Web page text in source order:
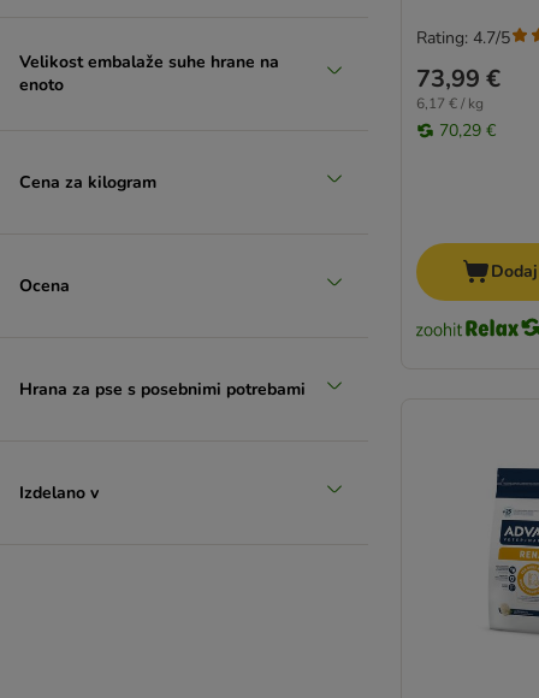
Velikost embalaže suhe hrane na
enoto
Cena za kilogram
Ocena
Hrana za pse s posebnimi potrebami
Izdelano v
73,99 €
6,17 € / kg
70,29 €
Rating: 4.7/5